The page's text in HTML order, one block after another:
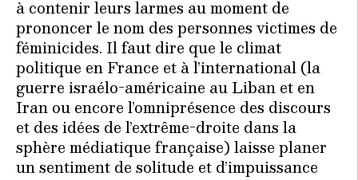
à contenir leurs larmes au moment de
prononcer le nom des personnes victimes de
féminicides. Il faut dire que le climat
politique en France et à l’international (la
guerre israélo-américaine au Liban et en
Iran ou encore l’omniprésence des discours
et des idées de l’extrême-droite dans la
sphère médiatique française) laisse planer
un sentiment de solitude et d’impuissance